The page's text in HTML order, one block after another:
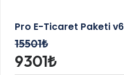
Pro E-Ticaret Paketi v6
15501₺
9301₺